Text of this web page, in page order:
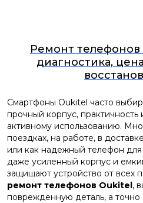
Ремонт
диагностика,
Смартфоны Oukitel часто
прочный корпус, практичность
активному использованию.
поездках, на работе, в
или как надежный телефон
даже усиленный корпус и
защищают устройство от всех
ремонт телефонов Oukitel,
поврежденную деталь, а